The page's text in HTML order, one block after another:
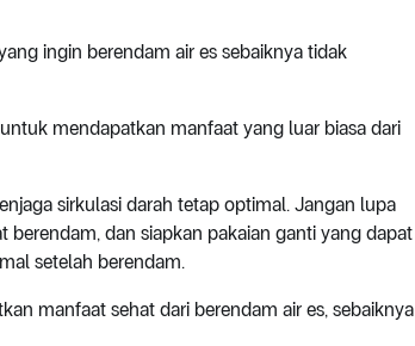
ingin berendam air es sebaiknya tidak
mendapatkan manfaat yang luar biasa dari
sirkulasi darah tetap optimal. Jangan lupa
dan siapkan pakaian ganti yang dapat
setelah berendam.
manfaat sehat dari berendam air es, sebaiknya